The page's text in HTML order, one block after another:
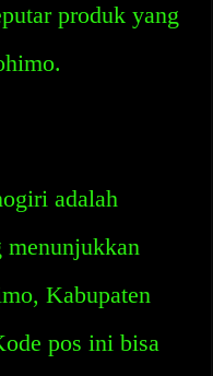
produk yang
adalah
menunjukkan
Kabupaten
pos ini bisa